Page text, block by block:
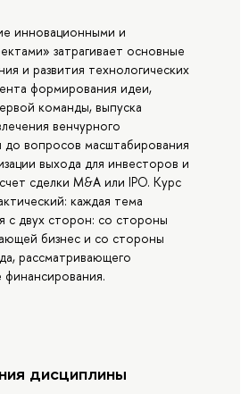
инновационными и
затрагивает основные
и развития технологических
формирования идеи,
команды, выпуска
венчурного
до вопросов масштабирования
выхода для инвесторов и
сделки M&A или IPO. Курс
каждая тема
с двух сторон: со стороны
бизнес и со стороны
рассматривающего
дисциплины